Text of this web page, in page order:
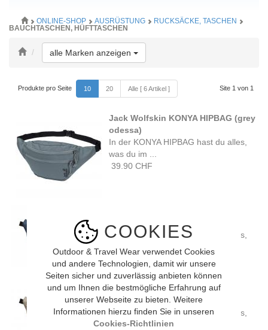
COOKIES
Outdoor & Travel Wear verwendet Cookies
und andere Technologien, damit wir unsere
Seiten sicher und zuverlässig anbieten können
und um Ihnen die bestmögliche Erfahrung auf
unserer Webseite zu bieten. Weitere
Informationen hierzu finden Sie in unseren
Cookies-Richtlinien
ONLINE-SHOP AUSRÜSTUNG
RUCKSÄCKE, TASCHEN
BAUCHTASCHEN, HÜFTTASCHEN
alle Marken anzeigen Toggle Dropdown
Produkte pro Seite 10 20 Alle [ 6 Artikel ] Site 1 von 1
Jack Wolfskin KONYA HIPBAG (grey
odessa)
In der KONYA HIPBAG hast du alles,
was du im ...
39.90 CHF
In der KONYA HIPBAG hast du alles,
was du im ...
39.90 CHF
Jack Wolfskin KONYA HIPBAG
(stone)
In der KONYA HIPBAG hast du alles,
was du im ...